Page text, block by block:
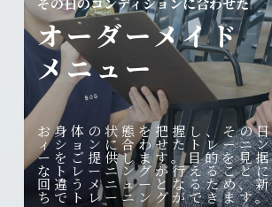
オーダーメイド
メニュー
お身体の状態を把握し、その
ィションに合わせたトレーニ
ーをご提供します。目的を見
なトレーニングが行えること
回違うメニューとなるため、
ちでトレーニングができます。